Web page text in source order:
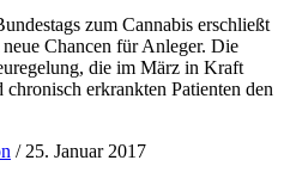
zum Cannabis erschließt
Chancen für Anleger. Die
die im März in Kraft
erkrankten Patienten den
/ 25. Januar 2017